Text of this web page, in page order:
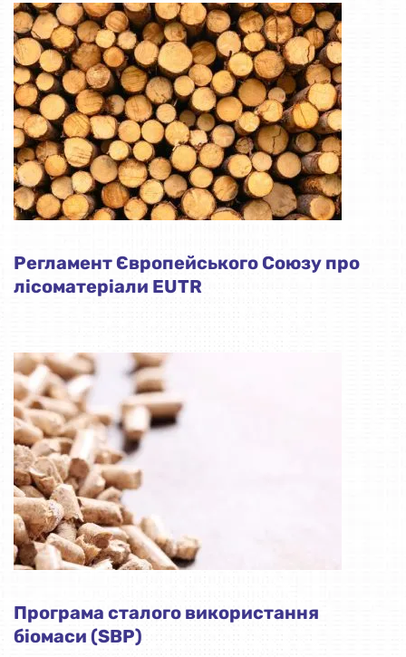
Регламент Європейського Союзу про
лісоматеріали EUTR
Програма сталого використання
біомаси (SBP)